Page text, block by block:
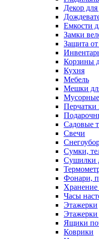
Декор
Емкости
Замки
Защита
Корзины
Кухня
Мебель
Мешки
Мусорные
Перчатки
Садовые
Свечи
Сумки,
Сушилки
Фонари,
Часы
Этажерки
Этажерки
Ящики
Коврики